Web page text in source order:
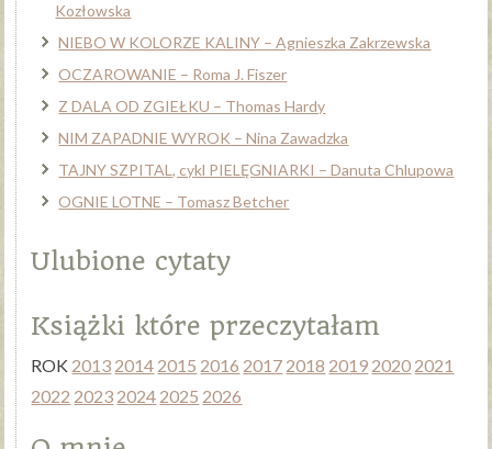
Kozłowska
NIEBO W KOLORZE KALINY – Agnieszka Zakrzewska
OCZAROWANIE – Roma J. Fiszer
Z DALA OD ZGIEŁKU – Thomas Hardy
NIM ZAPADNIE WYROK – Nina Zawadzka
TAJNY SZPITAL, cykl PIELĘGNIARKI – Danuta Chlupowa
OGNIE LOTNE – Tomasz Betcher
Ulubione cytaty
Książki które przeczytałam
ROK 2013 2014 2015 2016 2017 2018 2019 2020 2021
2022 2023 2024 2025 2026